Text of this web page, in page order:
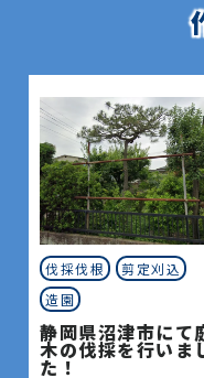
伐採伐根
剪定刈込
造園
静岡県沼津市にて
木の伐採を行いま
た！